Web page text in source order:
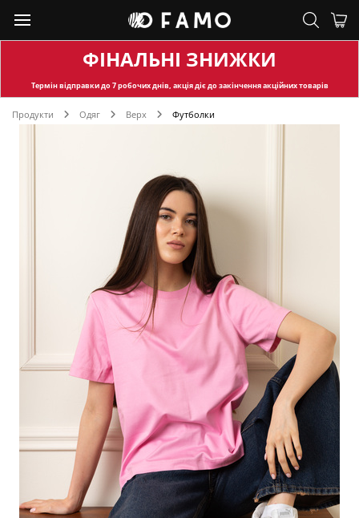
ФІНАЛЬНІ ЗНИЖКИ
Термін відправкидо 7 робочих днів, акція діє до закінчення акційних товарів
Продукти Одяг Верх Футболки